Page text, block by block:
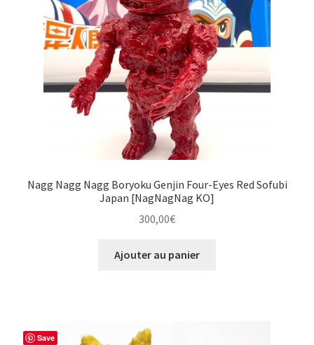
Nagg Nagg Nagg Boryoku Genjin Four-Eyes Red Sofubi
Japan [NagNagNag KO]
300,00€
Ajouter au panier
Save